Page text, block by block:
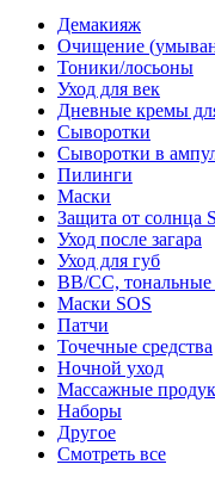
Демакияж
Очищение
Тоники/лосьоны
Уход для век
Дневные кремы
Сыворотки
Сыворотки в
Пилинги
Маски
Защита от солнца
Уход после загара
Уход для губ
BB/CC,
Маски SOS
Патчи
Точечные средства
Ночной уход
Массажные
Наборы
Другое
Смотреть все